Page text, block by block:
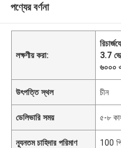
পণ্যের বর্ণনা
লক্ষণীয় করা:
3.7
৬০০০
উৎপত্তি স্থল চীন
ডেলিভারি সময় ৫-৮
ন্যূনতম চাহিদার পরিমাণ 100